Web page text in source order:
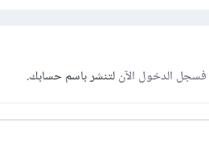
فسجل الدخول الآنلتنشر باسم حسابك.